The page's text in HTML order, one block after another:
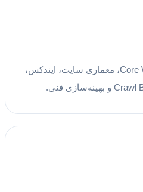
افزایش سرعت، Core Web Vitals، معماری سایت، ایندکس،